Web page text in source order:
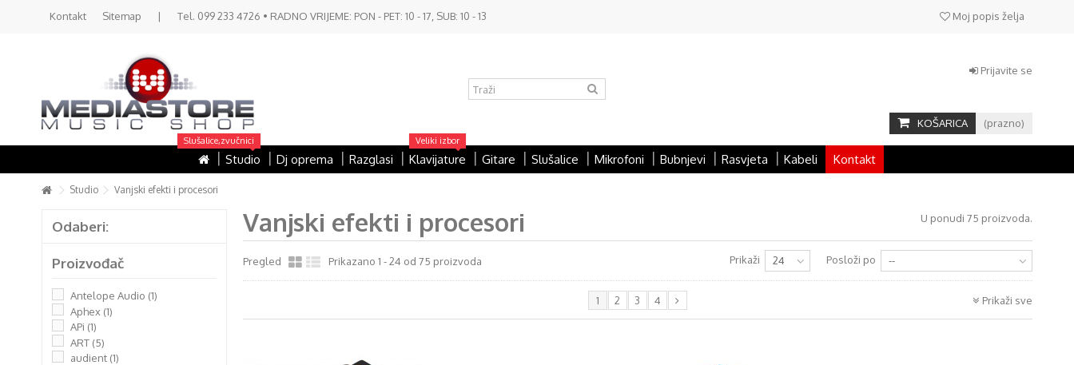
Kontakt Sitemap | Tel. 099 233 4726 • RADNO VRIJEME: PON - PET: 10 - 17, SUB: 10 - 13 Moj popis želja
Prijavite se
KOŠARICA (prazno)
Slušalice,zvučnici
Studio Dj oprema Razglasi
Veliki izbor
Klavijature Gitare Slušalice Mikrofoni Bubnjevi Rasvjeta Kabeli Kontakt
Studio Vanjski efekti i procesori
Vanjski efekti i procesori U ponudi 75 proizvoda.
Pregled Prikazano 1 - 24 od 75 proizvoda Posloži po --
Prikaži 24
Prikaži sve
1 2 3 4
Odaberi:
Proizvođač
Antelope Audio (1)
Aphex (1)
APi (1)
ART (5)
audient (1)